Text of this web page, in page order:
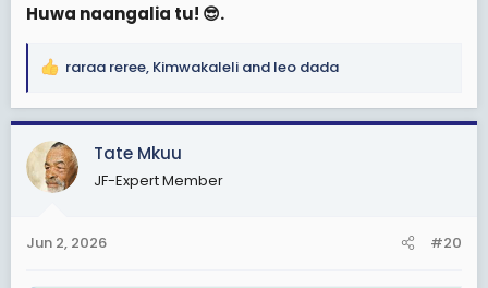
Huwa naangalia tu! 😎.
R
a
c
t
i
s
raraa reree, Kimwakaleli and leo dada
Tate Mkuu
JF-Expert Member
Jun 2, 2026 #20